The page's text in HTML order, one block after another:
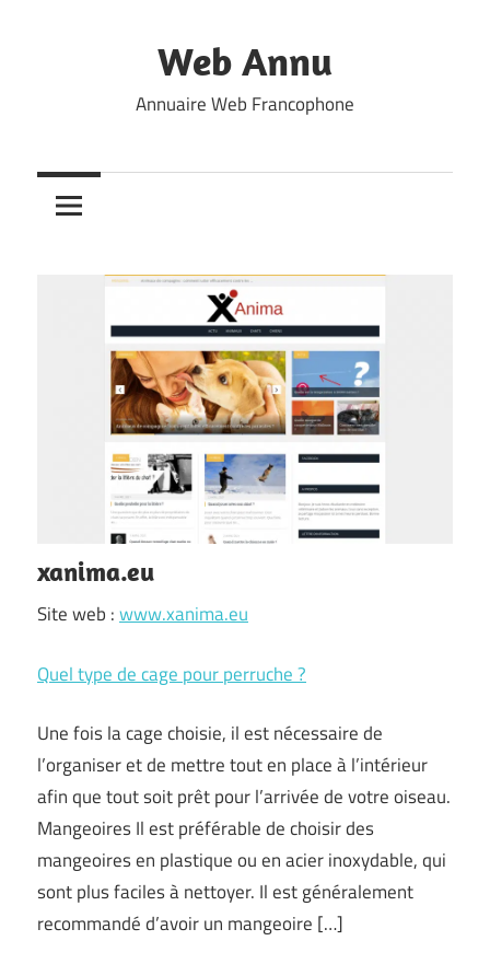
Web Annu
Annuaire Web Francophone
xanima.eu
Site web :www.xanima.eu
Quel type de cage pour perruche ?
Une fois la cage choisie, il est nécessaire de
l’organiser et de mettre tout en place à l’intérieur
afin que tout soit prêt pour l’arrivée de votre oiseau.
Mangeoires Il est préférable de choisir des
mangeoires en plastique ou en acier inoxydable, qui
sont plus faciles à nettoyer. Il est généralement
recommandé d’avoir un mangeoire […]